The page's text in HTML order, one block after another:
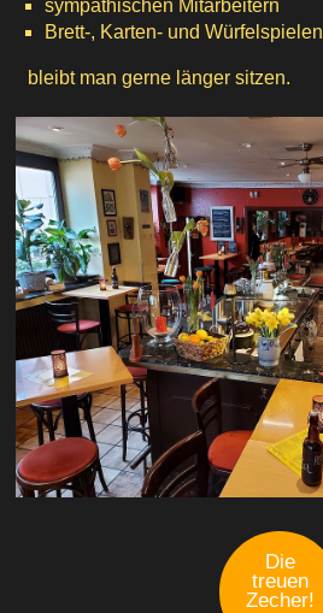
sympathischen Mitarbeitern
Brett-, Karten- und Würfelspielen
bleibt man gerne länger sitzen.
Die
treuen
Zecher!